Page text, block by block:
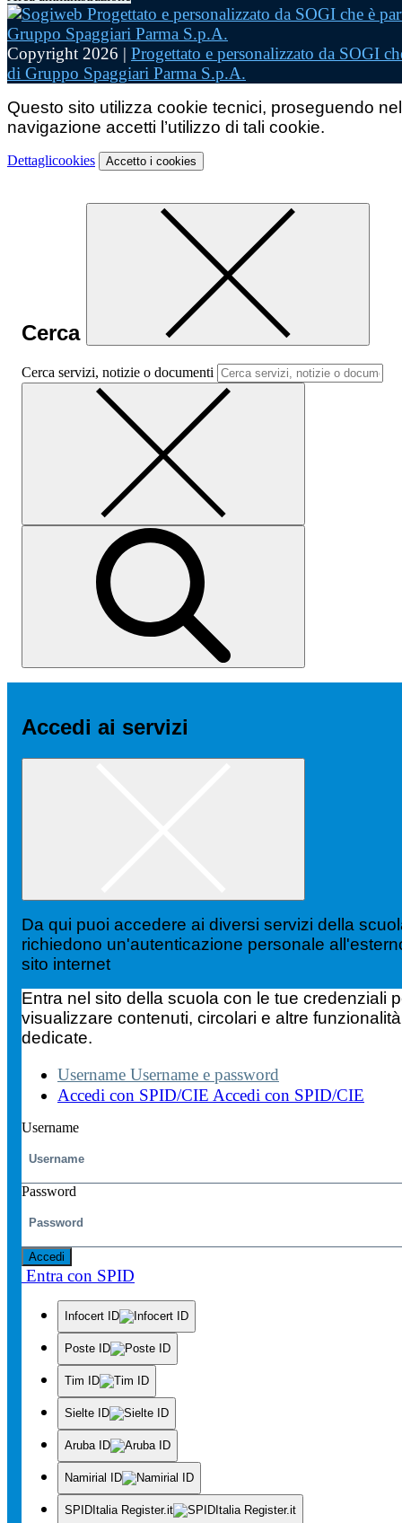
Copyright 2026 | Progettato e personalizzato da SOGI
di Gruppo Spaggiari Parma S.p.A.
Questo sito utilizza cookie tecnici, proseguendo
navigazione accetti l’utilizzo di tali cookie.
Dettaglicookies Accetto i cookies
Cerca
Cerca servizi, notizie o documenti
Accedi ai servizi
Da qui puoi accedere ai diversi servizi della
richiedono un'autenticazione personale
sito internet
Entra nel sito della scuola con le tue credenziali
visualizzare contenuti, circolari e altre
dedicate.
Username Username e password
Accedi con SPID/CIE Accedi con SPID/CIE
Username
Password
Accedi
Entra con SPID
Infocert ID
Poste ID
Tim ID
Sielte ID
Aruba ID
Namirial ID
SPIDItalia Register.it